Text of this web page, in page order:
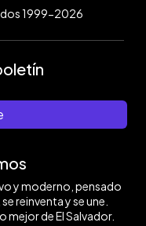
1999-2026
y moderno, pensado
reinventa y se une.
de El Salvador.